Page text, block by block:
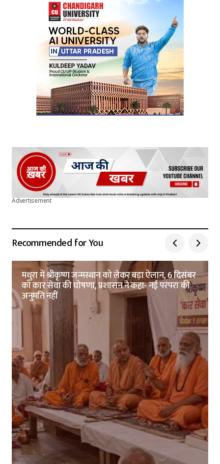
Your E-mail*
Submit Comment
Advertisement
Recommended for You
मथुरा में श्रीकृष्ण जन्मस्थान को लेकर बड़ा ऐलान, 6 दिसंबर
को कार सेवा की घोषणा, प्रशासन ने कहा- नई परंपरा की
अनुमति नहीं